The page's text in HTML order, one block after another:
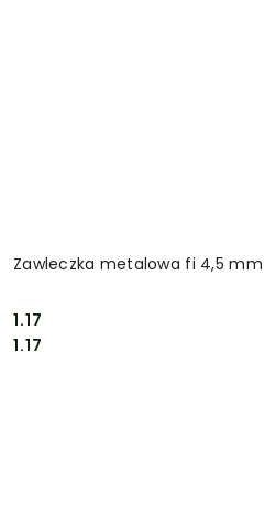
Zawleczka metalowa fi 4,5 mm
Cena:
1.17
Cena:
1.17